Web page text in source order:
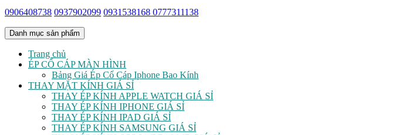
0906408738 0937902099 0931538168 0777311138
Danh mục sản phẩm
Trang chủ
ÉP CỔ CÁP MÀN HÌNH
Bảng Giá Ép Cổ Cáp Iphone Bao Kính
THAY MẶT KÍNH GIÁ SỈ
THAY ÉP KÍNH APPLE WATCH GIÁ SỈ
THAY ÉP KÍNH IPHONE GIÁ SỈ
THAY ÉP KÍNH IPAD GIÁ SỈ
THAY ÉP KÍNH SAMSUNG GIÁ SỈ